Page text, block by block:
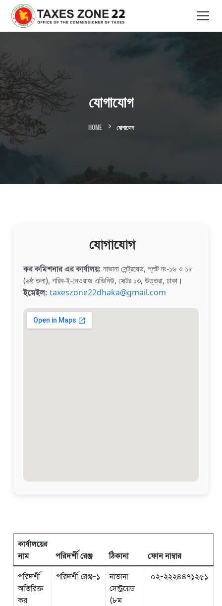
যোগাযোগ
HOME যোগাযোগ
যোগাযোগ
কর কমিশনার এর কার্যালয়: নাভানা সেন্ট্রয়েড, প্লট নং-১৬ ও ১৮
(৬ষ্ঠ তলা), গরিব-ই-নেওয়াজ এভিনিউ, সেক্টর ১৩, উত্তরা, ঢাকা।
ইমেইল: taxeszone22dhaka@gmail.com
কার্যালয়ের
নাম
পরিদর্শী রেঞ্জ ঠিকানা ফোন নাম্বার
পরিদর্শী
অতিরিক্ত
কর
পরিদর্শী রেঞ্জ-১
নাভানা
সেন্ট্রয়েড
(৮ম
০২-২২২৪৪৭১২৫১